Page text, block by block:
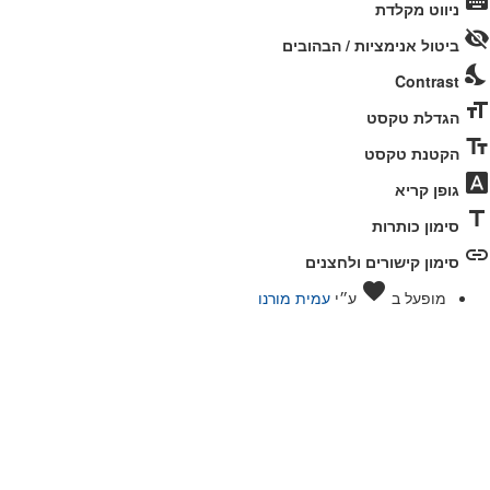
וסגירה
של
תפריט
הנגישות
ניווט מקלדת
visibility_off ביטול אנימציות / הבהובים
nights_stay
Contrast
format_size הגדלת טקסט
text_fields הקטנת טקסט
font_download גופן קריא
title סימון כותרות
link סימון קישורים ולחצנים
מופעל ב favorite אהבה
ע״י עמית מורנו